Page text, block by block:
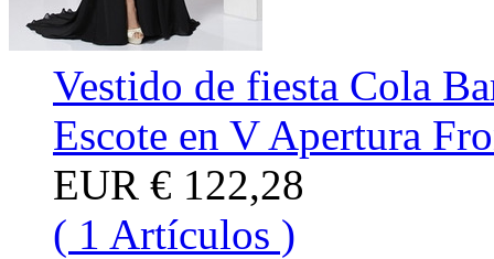
Vestido de fiesta Cola
Escote en V Apertura
EUR € 122,28
( 1 Artículos )